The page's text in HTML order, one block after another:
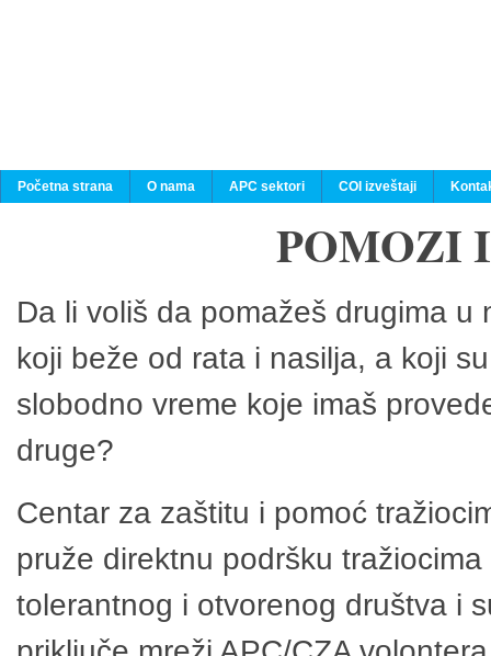
Početna strana O nama APC sektori COI izveštaji
POMOZI
Da li voliš da pomažeš drugima
koji beže od rata i nasilja, a koji
slobodno vreme koje imaš
druge?
Centar za zaštitu i pomoć
pruže direktnu podršku
tolerantnog i otvorenog društva i